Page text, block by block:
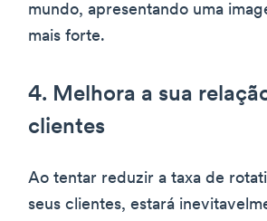
mundo, apresentando uma
mais forte.
4. Melhora a sua
clientes
Ao tentar reduzir a taxa de
seus clientes, estará